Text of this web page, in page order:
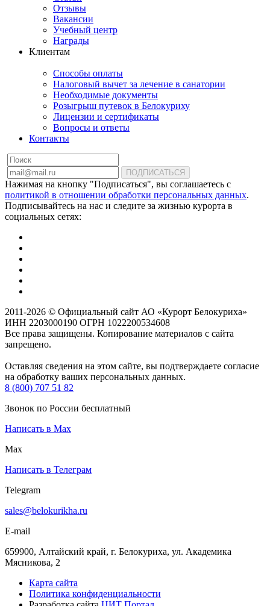
Отзывы
Вакансии
Учебный центр
Награды
Клиентам
Способы оплаты
Налоговый вычет за лечение в санатории
Необходимые документы
Розыгрыш путевок в Белокуриху
Лицензии и сертификаты
Вопросы и ответы
Контакты
ПОДПИСАТЬСЯ
Нажимая на кнопку "Подписаться", вы соглашаетесь с
политикой в отношении обработки персональных данных.
Подписывайтесь на нас и следите за жизнью курорта в
социальных сетях:
2011-2026 © Официальный сайт АО «Курорт Белокуриха»
ИНН 2203000190 ОГРН 1022200534608
Все права защищены. Копирование материалов с сайта
запрещено.
Оставляя сведения на этом сайте, вы подтверждаете согласие
на обработку ваших персональных данных.
8 (800) 707 51 82
Звонок по России бесплатный
Написать в Max
Max
Написать в Телеграм
Telegram
sales@belokurikha.ru
E-mail
659900, Алтайский край, г. Белокуриха, ул. Академика
Мясникова, 2
Карта сайта
Политика конфиденциальности